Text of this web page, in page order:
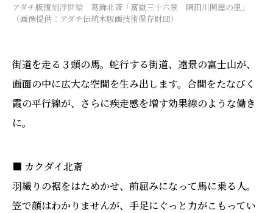
アダチ版復刻浮世絵 葛飾北斎「富嶽三十六景 隅田川関屋の里」
（画像提供：アダチ伝統木版画技術保存財団）
街道を走る３頭の馬。蛇行する街道、遠景の富士山が、
画面の中に広大な空間を生み出します。合間をたなびく
霞の平行線が、さらに疾走感を増す効果線のような働き
に。
■ カクダイ北斎
羽織りの裾をはためかせ、前屈みになって馬に乗る人。
笠で顔はわかりませんが、手足にぐっと力がこもってい